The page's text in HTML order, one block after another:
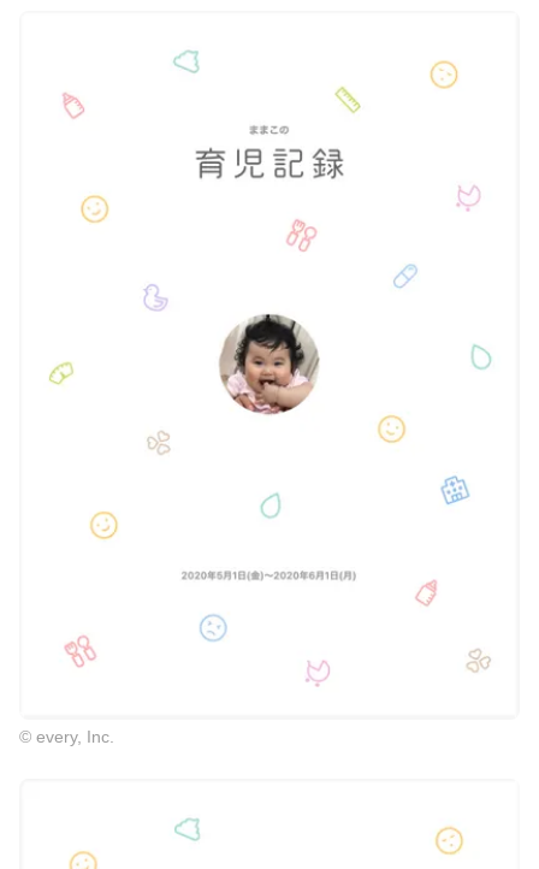
© every, Inc.